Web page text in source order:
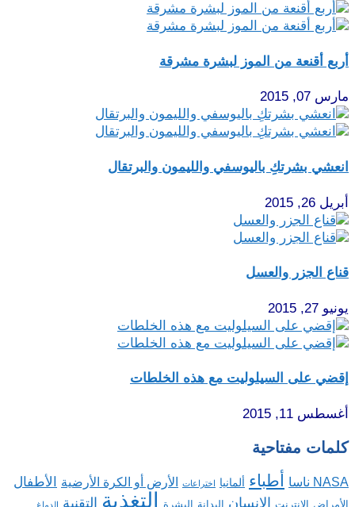
أربع أقنعة من الموز لبشرة مشرقة
مارس 07, 2015
انعشي بشرتكِ باليوسفي والليمون والبرتقال
أبريل 26, 2015
قناع الجزر والعسل
يونيو 27, 2015
إقضي على السيلوليت مع هذه الخلطات
أغسطس 11, 2015
كلمات مفتاحية
NASA ناسا أطباء ألمانيا اختراعات الأرض أو الكرة الأرضية الأطفال
الأمراض الإنترنت الإنسان البدانة البشرة التغذية التقنية الدماغ